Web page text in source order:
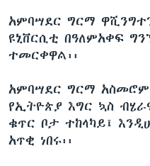
አምባሣደር ግርማ
ዩኒቨርሲቲ በዓለምአቀፍ
ተመርቀዋል፡፡
አምባሣደር ግርማ
የኢትዮጵያ እግር ኳስ
ቁጥር ቦታ ተከላካይ፤
አጥቂ ነበሩ፡፡